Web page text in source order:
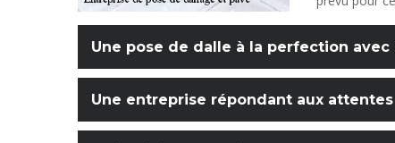
Une pose de dalle à la perfection
Une entreprise répondant aux